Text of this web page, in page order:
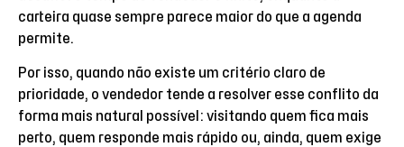
carteira quase sempre parece maior do que a agenda
permite.
Por isso, quando não existe um critério claro de
prioridade, o vendedor tende a resolver esse conflito da
forma mais natural possível: visitando quem fica mais
perto, quem responde mais rápido ou, ainda, quem exige